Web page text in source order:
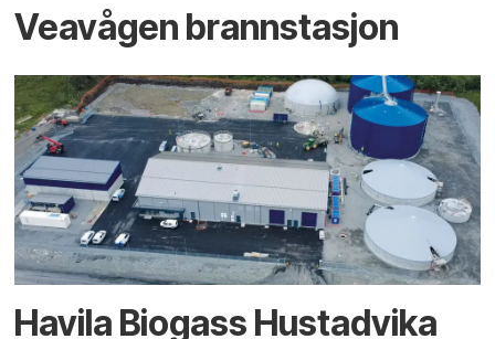
Veavågen brannstasjon
Havila Biogass Hustadvika